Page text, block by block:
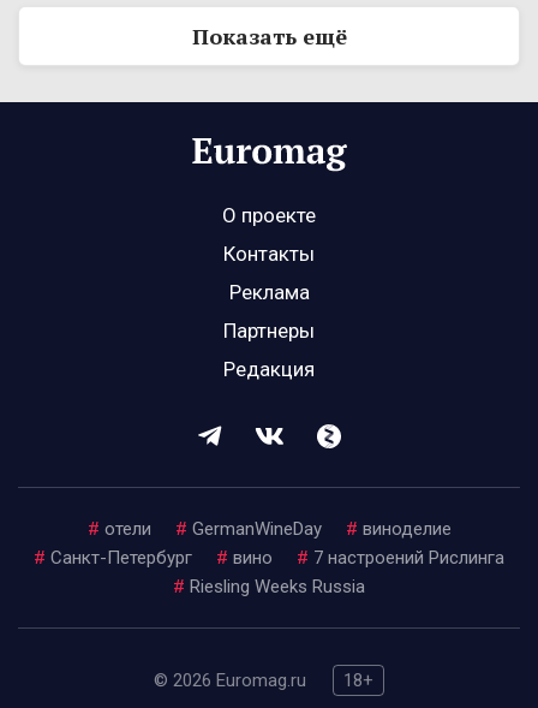
Показать ещё
О проекте
Контакты
Реклама
Партнеры
Редакция
# отели # GermanWineDay # виноделие
# Санкт-Петербург # вино # 7 настроений Рислинга
# Riesling Weeks Russia
© 2026 Euromag.ru
18+